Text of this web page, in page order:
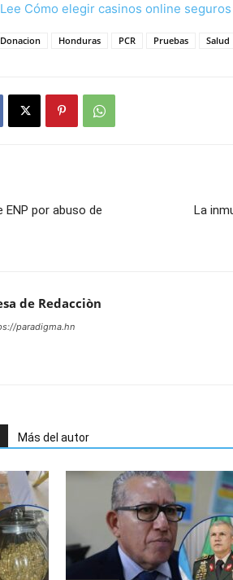
Lee Cómo elegir casinos online
Donacion Honduras PCR Pruebas Salud
ENP por abuso de
La
de Redacciòn
paradigma.hn
Más del autor